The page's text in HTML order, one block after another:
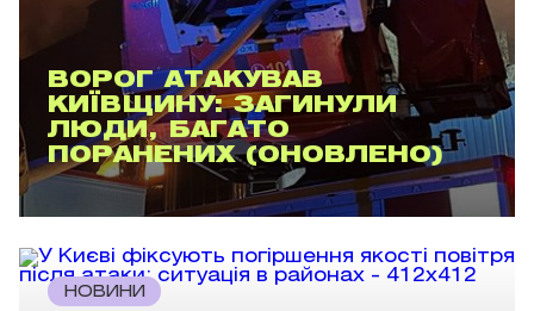
ВОРОГ АТАКУВАВ
КИЇВЩИНУ: ЗАГИНУЛИ
ЛЮДИ, БАГАТО
ПОРАНЕНИХ (ОНОВЛЕНО)
НОВИНИ